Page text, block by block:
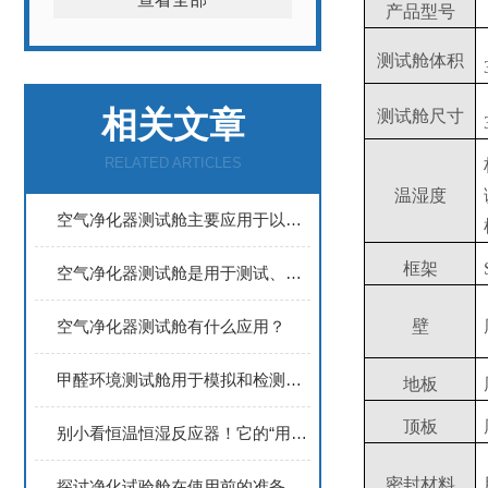
相关文章
RELATED ARTICLES
空气净化器测试舱主要应用于以下领域
空气净化器测试舱是用于测试、评估和研究空气净化器性能的设备
空气净化器测试舱有什么应用？
甲醛环境测试舱用于模拟和检测材料释放甲醛等挥发性有机化合物
别小看恒温恒湿反应器！它的“用武之地”，远超你想象
产品型号
测试舱体积
测试舱尺寸
温湿度
框架
壁
地板
顶板
密封材料